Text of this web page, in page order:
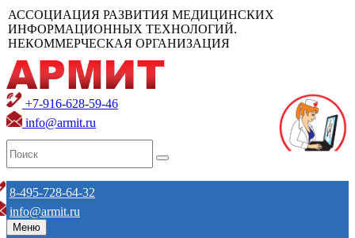
АССОЦИАЦИЯ РАЗВИТИЯ МЕДИЦИНСКИХ
ИНФОРМАЦИОННЫХ ТЕХНОЛОГИЙ.
НЕКОММЕРЧЕСКАЯ ОРГАНИЗАЦИЯ
+7-916-628-59-46
info@armit.ru
8-495-728-64-32
info@armit.ru
Меню